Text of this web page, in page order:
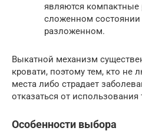
являются
сложенном состоянии
разложенном.
Выкатной механизм
кровати, поэтому тем, кто не
места либо страдает
отказаться от
Особенности выбора